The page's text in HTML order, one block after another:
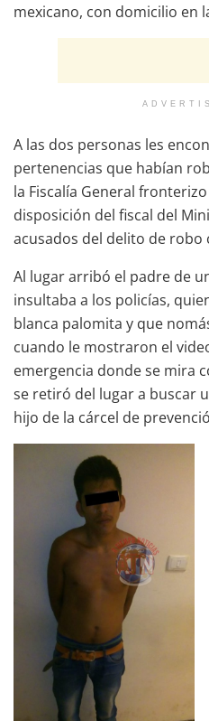
mexicano, con domicilio en
A las dos personas les
pertenencias que habían
la Fiscalía General
disposición del fiscal del
acusados del delito de robo
Al lugar arribó el padre de
insultaba a los policías,
blanca palomita y que
cuando le mostraron el
emergencia donde se mira
se retiró del lugar a buscar
hijo de la cárcel de